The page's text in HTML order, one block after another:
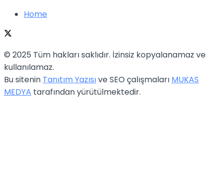
Home
© 2025 Tüm hakları saklıdır. İzinsiz kopyalanamaz ve
kullanılamaz.
Bu sitenin Tanıtım Yazısıve SEO çalışmaları MUKAS
MEDYA tarafından yürütülmektedir.